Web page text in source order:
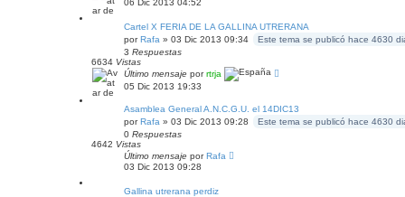
06 Dic 2013 04:52
Cartel X FERIA DE LA GALLINA UTRERANA
porRafa » 03 Dic 2013 09:34
Este tema se publicó hace 4630
3 Respuestas
6634 Vistas
Último mensaje porrtrja
05 Dic 2013 19:33
Asamblea General A.N.C.G.U. el 14DIC13
porRafa » 03 Dic 2013 09:28
Este tema se publicó hace 4630
0 Respuestas
4642 Vistas
Último mensaje porRafa
03 Dic 2013 09:28
Gallina utrerana perdiz